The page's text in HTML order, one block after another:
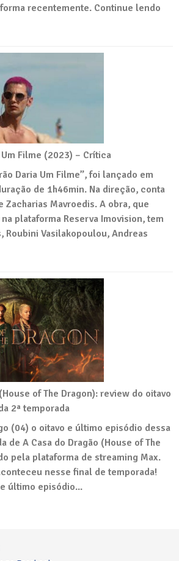
recentemente. Continue lendo
Filme (2023) – Crítica
Daria Um Filme”, foi lançado em
de 1h46min. Na direção, conta
Zacharias Mavroedis. A obra, que
plataforma Reserva Imovision, tem
Roubini Vasilakopoulou, Andreas
of The Dragon): review do oitavo
2ª temporada
(04) o oitavo e último episódio dessa
de A Casa do Dragão (House of The
pela plataforma de streaming Max.
nesse final de temporada!
último episódio...